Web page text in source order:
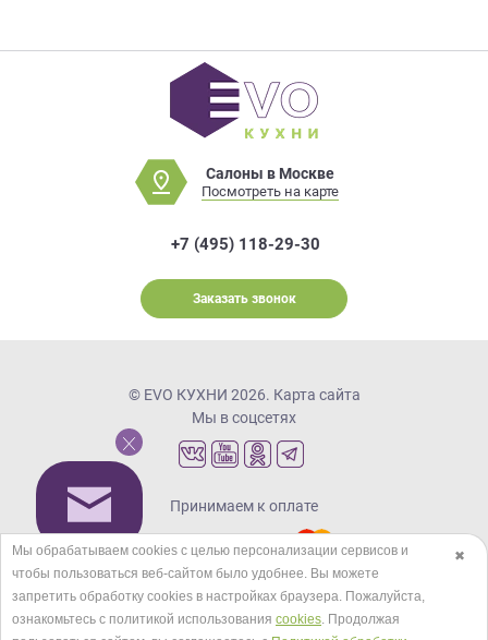
Салоны в Москве
Посмотреть на карте
+7 (495) 118-29-30
Заказать звонок
© EVO КУХНИ 2026. Карта сайта
Мы в соцсетях
Принимаем к оплате
Кредиты и рассрочка
✖
Мы обрабатываем cookies с целью персонализации сервисов и
чтобы пользоваться веб-сайтом было удобнее. Вы можете
запретить обработку сookies в настройках браузера. Пожалуйста,
ознакомьтесь с политикой использования cookies. Продолжая